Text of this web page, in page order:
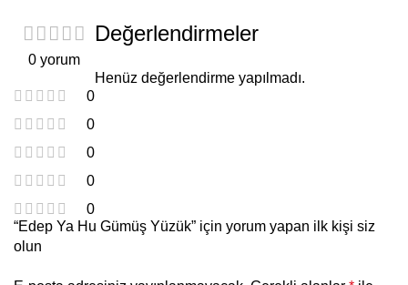
0 yorum
0
0
0
0
0
Değerlendirmeler
Henüz değerlendirme yapılmadı.
“Edep Ya Hu Gümüş Yüzük” için yorum yapan ilk kişi siz
olun